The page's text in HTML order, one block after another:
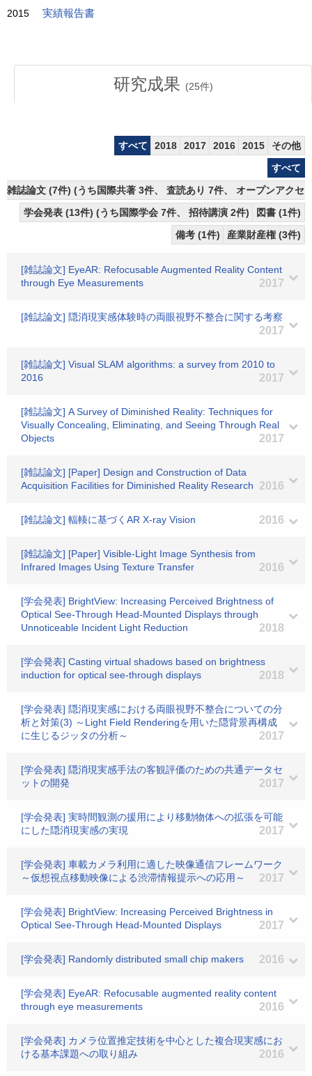
2015 実績報告書
研究成果 (25件)
すべて 2018 2017 2016 2015
その他
すべて
雑誌論文 (7件) (うち国際共著 3件、 査読あり 7件、 オープンアクセ
学会発表 (13件) (うち国際学会 7件、 招待講演 2件)
図書 (1件)
備考 (1件)
産業財産権 (3件)
[雑誌論文] EyeAR: Refocusable Augmented Reality Content
through Eye Measurements
2017
[雑誌論文] 隠消現実感体験時の両眼視野不整合に関する考察
2017
[雑誌論文] Visual SLAM algorithms: a survey from 2010 to
2016
2017
[雑誌論文] A Survey of Diminished Reality: Techniques for
Visually Concealing, Eliminating, and Seeing Through Real
Objects
2017
[雑誌論文] [Paper] Design and Construction of Data
Acquisition Facilities for Diminished Reality Research
2016
[雑誌論文] 輻輳に基づくAR X-ray Vision 2016
[雑誌論文] [Paper] Visible-Light Image Synthesis from
Infrared Images Using Texture Transfer
2016
[学会発表] BrightView: Increasing Perceived Brightness of
Optical See-Through Head-Mounted Displays through
Unnoticeable Incident Light Reduction
2018
[学会発表] Casting virtual shadows based on brightness
induction for optical see-through displays
2018
[学会発表] 隠消現実感における両眼視野不整合についての分
析と対策(3) ～Light Field Renderingを用いた隠背景再構成
に生じるジッタの分析～
2017
[学会発表] 隠消現実感手法の客観評価のための共通データセ
ットの開発
2017
[学会発表] 実時間観測の援用により移動物体への拡張を可能
にした隠消現実感の実現
2017
[学会発表] 車載カメラ利用に適した映像通信フレームワーク
～仮想視点移動映像による渋滞情報提示への応用～
2017
[学会発表] BrightView: Increasing Perceived Brightness in
Optical See-Through Head-Mounted Displays
2017
[学会発表] Randomly distributed small chip makers 2016
[学会発表] EyeAR: Refocusable augmented reality content
through eye measurements
2016
[学会発表] カメラ位置推定技術を中心とした複合現実感にお
ける基本課題への取り組み
2016